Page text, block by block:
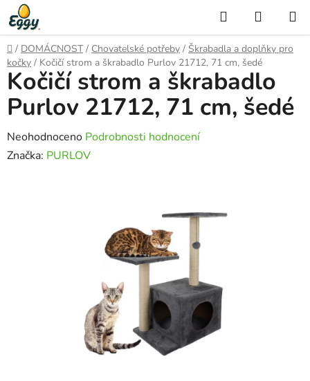
Přejít
na
obsah
Hledat
KOŠÍK
Domů
/ DOMÁCNOST / Chovatelské potřeby / Škrabadla a doplňky pro
kočky / Kočičí strom a škrabadlo Purlov 21712, 71 cm, šedé
Kočičí strom a škrabadlo
Purlov 21712, 71 cm, šedé
Průměrné
hodnocení
Neohodnoceno Podrobnosti hodnocení
Značka: PURLOV